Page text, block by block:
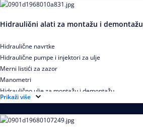
Hidraulični alati za montažu i demontažu
Hidraulične navrtke
Hidraulične pumpe i injektori za ulje
Merni listići za zazor
Manometri
Hidraulično ulje za montažu i demontažu
Prikaži više